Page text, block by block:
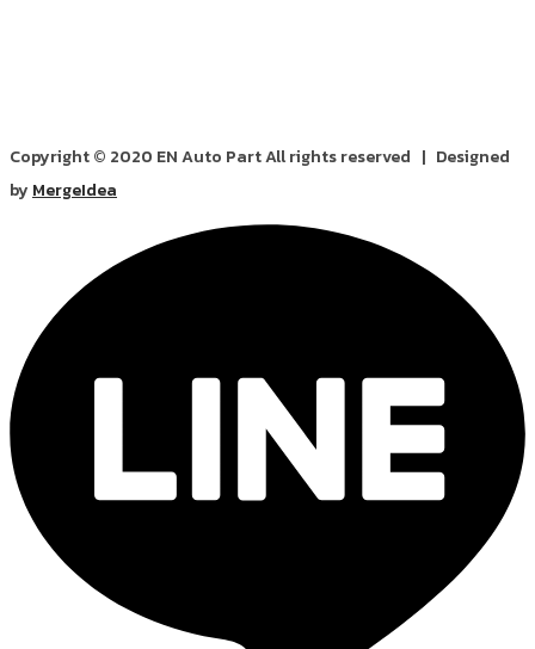
Copyright © 2020 EN Auto Part All rights reserved | Designed
by MergeIdea